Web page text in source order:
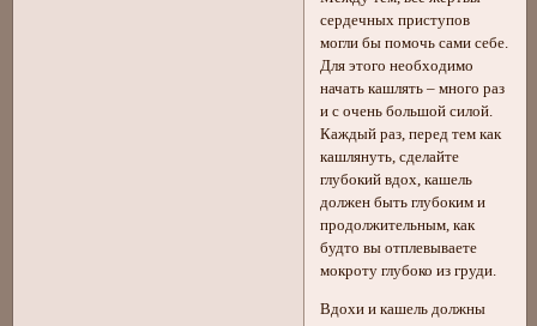
сердечных приступов
могли бы помочь сами себе.
Для этого необходимо
начать кашлять – много раз
и с очень большой силой.
Каждый раз, перед тем как
кашлянуть, сделайте
глубокий вдох, кашель
должен быть глубоким и
продолжительным, как
будто вы отплевываете
мокроту глубоко из груди.
Вдохи и кашель должны